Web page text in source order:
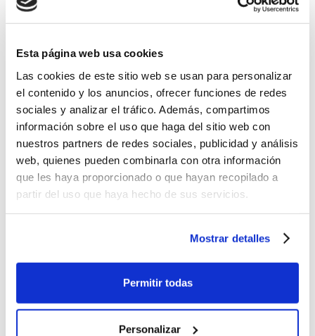
Esta página web usa cookies
Las cookies de este sitio web se usan para personalizar
el contenido y los anuncios, ofrecer funciones de redes
sociales y analizar el tráfico. Además, compartimos
información sobre el uso que haga del sitio web con
nuestros partners de redes sociales, publicidad y análisis
web, quienes pueden combinarla con otra información
que les haya proporcionado o que hayan recopilado a
partir del uso que haya hecho de sus servicios.
Mostrar detalles
Permitir todas
Personalizar
Ahorro
¿Qué Seguro de Decesos me
recomiendan?